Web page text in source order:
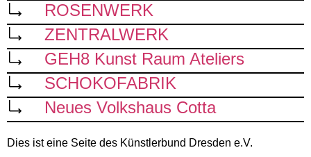
ROSENWERK
ZENTRALWERK
GEH8 Kunst Raum Ateliers
SCHOKOFABRIK
Neues Volkshaus Cotta
Dies ist eine Seite des Künstlerbund Dresden e.V.